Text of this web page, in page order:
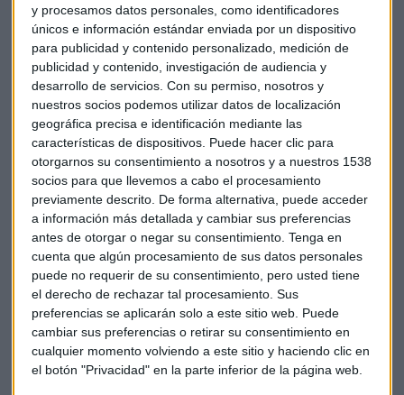
y procesamos datos personales, como identificadores
únicos e información estándar enviada por un dispositivo
para publicidad y contenido personalizado, medición de
publicidad y contenido, investigación de audiencia y
desarrollo de servicios. Con su permiso, nosotros y
nuestros socios podemos utilizar datos de localización
geográfica precisa e identificación mediante las
características de dispositivos. Puede hacer clic para
otorgarnos su consentimiento a nosotros y a nuestros 1538
socios para que llevemos a cabo el procesamiento
previamente descrito. De forma alternativa, puede acceder
a información más detallada y cambiar sus preferencias
antes de otorgar o negar su consentimiento. Tenga en
cuenta que algún procesamiento de sus datos personales
puede no requerir de su consentimiento, pero usted tiene
el derecho de rechazar tal procesamiento. Sus
preferencias se aplicarán solo a este sitio web. Puede
cambiar sus preferencias o retirar su consentimiento en
cualquier momento volviendo a este sitio y haciendo clic en
el botón "Privacidad" en la parte inferior de la página web.
“Se trata de un servicio 360 grados donde se da todo al
cliente”, explica Tenorio en Capital Radio. Es la gestión
turística deportiva, desde el alojamiento y el transporte,
hasta la contratación de personal y la relación de
intermediación entre el cliente y el comité organizador de
un evento. “El cliente agradece que en vez de tener una
interlocución con 7 u 8 partes, tenga todo con nosotros y los
servicios diversificados pero coordinados con el mismo
concepto, la misma filosofía y la misma oficina”, añade.
Con un departamento pionero y líder en Europa, Viajes el
Corte Inglés ha apostado por la especialización,
especialmente desde Madrid y Sevilla, para atacar un nicho
de mercado que permitiera la profesionalización en el
sector deportivo gracias a relaciones con federaciones y
asociaciones pero también a empresas gestoras del